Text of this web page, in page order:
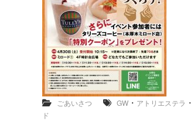
ごあいさつ GW ・ アトリエステラ ・
ド